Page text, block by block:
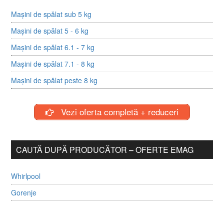
Mașini de spălat sub 5 kg
Mașini de spălat 5 - 6 kg
Mașini de spălat 6.1 - 7 kg
Mașini de spălat 7.1 - 8 kg
Mașini de spălat peste 8 kg
Vezi oferta completă + reduceri
CAUTĂ DUPĂ PRODUCĂTOR – OFERTE EMAG
Whirlpool
Gorenje